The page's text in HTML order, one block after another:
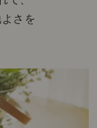
さを